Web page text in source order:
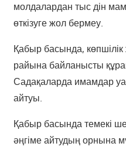
молдалардан тыс дін
өткізуге жол бермеу.
Қабыр басында,
райына байланысты
Садақаларда имамдар
айтуы.
Қабыр басында темекі
әңгіме айтудың орнына